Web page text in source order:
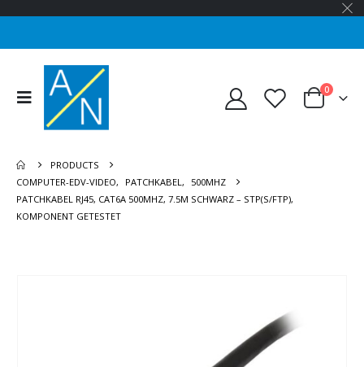
0
PRODUCTS
COMPUTER-EDV-VIDEO, PATCHKABEL,
500MHZ
PATCHKABEL RJ45, CAT6A 500MHZ, 7.5M SCHWARZ – STP(S/FTP),
KOMPONENT GETESTET